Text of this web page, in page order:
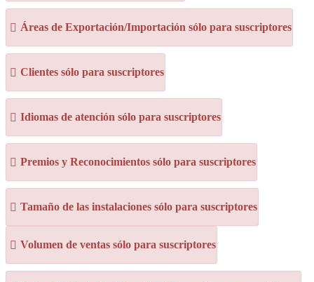
Áreas de Exportación/Importación sólo para suscriptores
Clientes sólo para suscriptores
Idiomas de atención sólo para suscriptores
Premios y Reconocimientos sólo para suscriptores
Tamaño de las instalaciones sólo para suscriptores
Volumen de ventas sólo para suscriptores